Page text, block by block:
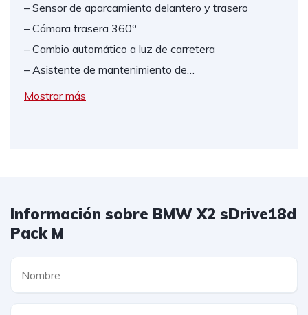
– Sensor de aparcamiento delantero y trasero
– Cámara trasera 360º
– Cambio automático a luz de carretera
– Asistente de mantenimiento de…
Mostrar más
Información sobre BMW X2 sDrive18d
Pack M